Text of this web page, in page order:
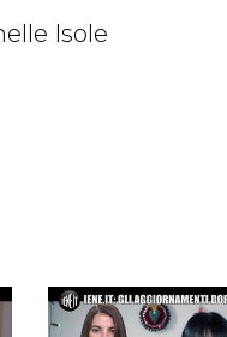
Isole